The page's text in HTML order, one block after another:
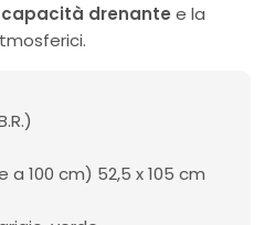
capacità drenante e la
a 100 cm) 52,5 x 105 cm